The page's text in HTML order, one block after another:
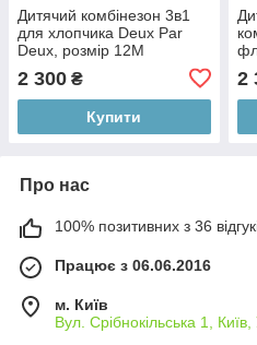
Дитячий комбінезон 3в1
для хлопчика Deux Par
Deux, розмір 12М
2 300 ₴
Купити
2
Про нас
100% позитивних з 36
Працює з 06.06.2016
м. Київ
Вул. Срібнокільська 1, Київ,